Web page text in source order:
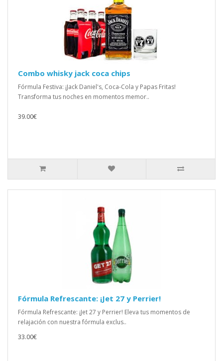
Combo whisky jack coca chips
Fórmula Festiva: ¡Jack Daniel's, Coca-Cola y Papas Fritas!
Transforma tus noches en momentos memor..
39.00€
Fórmula Refrescante: ¡Jet 27 y Perrier!
Fórmula Refrescante: ¡Jet 27 y Perrier! Eleva tus momentos de
relajación con nuestra fórmula exclus..
33.00€